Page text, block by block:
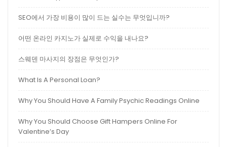
SEO에서 가장 비용이 많이 드는 실수는 무엇입니까?
어떤 온라인 카지노가 실제로 수익을 내나요?
스웨덴 마사지의 장점은 무엇인가?
What Is A Personal Loan?
Why You Should Have A Family Psychic Readings Online
Why You Should Choose Gift Hampers Online For
Valentine’s Day